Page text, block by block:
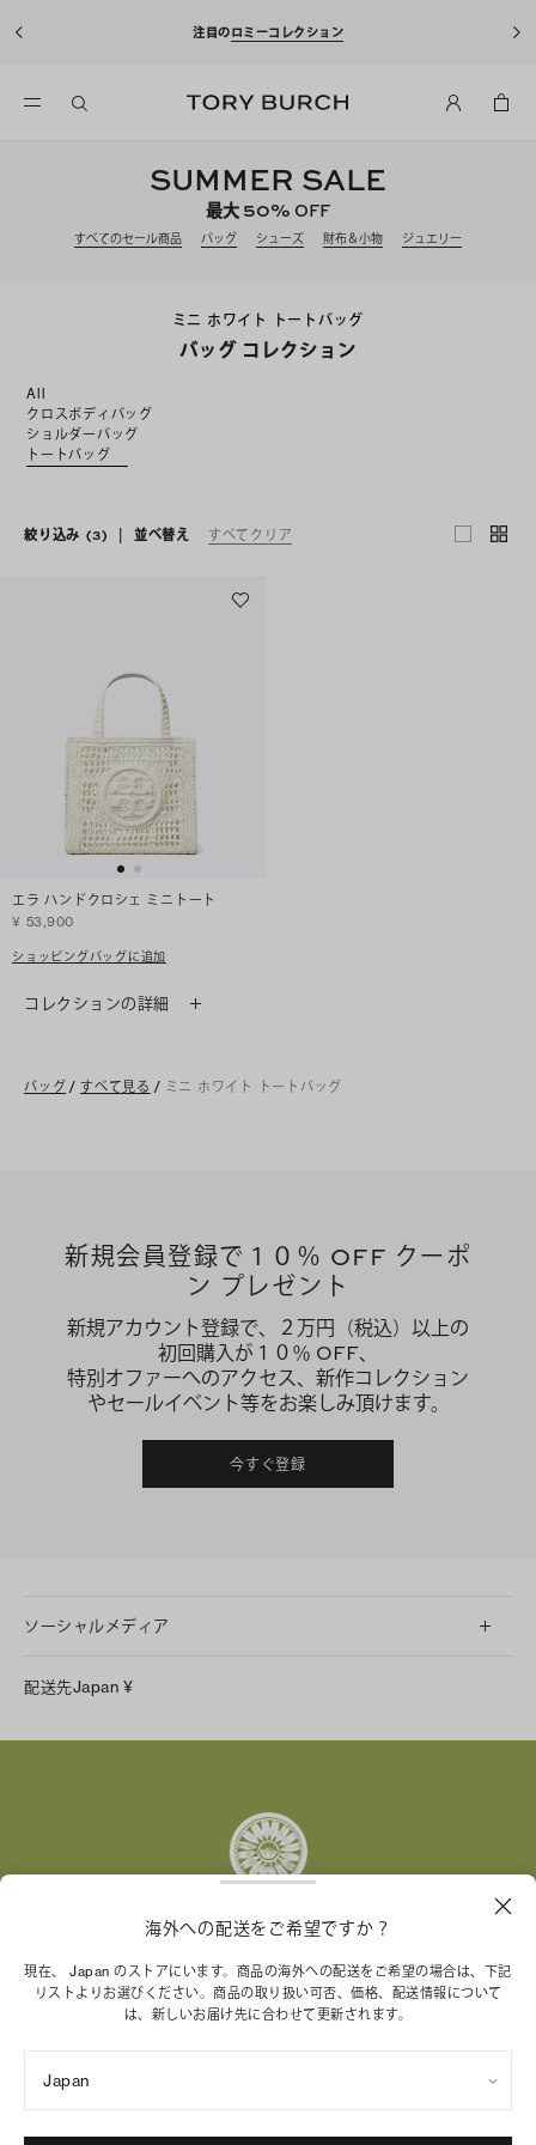
注目のロミーコレクション
SUMMER SALE
最大50% OFF
すべてのセール商品 バッグ シューズ 財布＆小物 ジュエリー
ミニ ホワイト トートバッグ
バッグ コレクション
All
クロスボディバッグ
ショルダーバッグ
トートバッグ
絞り込み (3) | 並べ替え すべてクリア
エラ ハンドクロシェ ミニトート
¥ 53,900
ショッピングバッグに追加
コレクションの詳細
バッグ / すべて見る / ミニ ホワイト トートバッグ
新規会員登録で１０％ OFF クーポ
ン プレゼント
新規アカウント登録で、２万円（税込）以上の
初回購入が１０％ OFF、
特別オファーへのアクセス、新作コレクション
やセールイベント等をお楽しみ頂けます。
今すぐ登録
ソーシャルメディア
Facebook
配送先Japan ¥
トリー バーチ財団は、女性起業家が持続可能な企業を築
くことを支援しています。
サイトマップ
Cookie 設定
海外への配送をご希望ですか？
現在、 Japan のストアにいます。商品の海外への配送をご希望の場合は、下記
リストよりお選びください。商品の取り扱い可否、価格、配送情報について
は、新しいお届け先に合わせて更新されます。
Japan